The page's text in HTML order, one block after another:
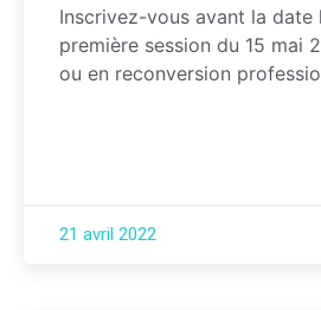
Inscrivez-vous avant la date
première session du 15 mai
ou en reconversion
21 avril 2022